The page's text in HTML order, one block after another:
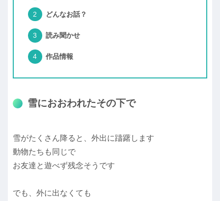
どんなお話？
読み聞かせ
作品情報
雪におおわれたその下で
雪がたくさん降ると、外出に躊躇します
動物たちも同じで
お友達と遊べず残念そうです
でも、外に出なくても